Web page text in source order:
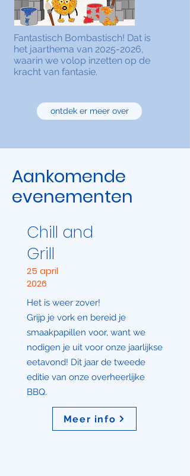
Fantastisch Bombastisch! Dat is
het jaarthema van 2025-2026,
waarin we volop inzetten op de
kracht van fantasie.
ontdek er meer over
Aankomende
evenementen
Chill and
Grill
25 april
2026
Het is weer zover!
Grijp je vork en bereid je
smaakpapillen voor, want we
nodigen je uit voor onze jaarlijkse
eetavond! Dit jaar de tweede
editie van onze overheerlijke
BBQ.
Meer info